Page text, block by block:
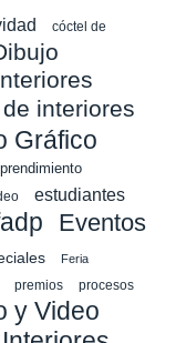
cóctel de
interiores
Gráfico
estudiantes
Eventos
Feria
premios procesos
y Video